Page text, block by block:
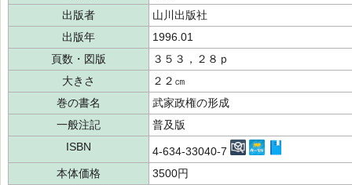
出版者
山川出版社
出版年
1996.01
頁数・図版
３５３，２８ｐ
大きさ
２２㎝
巻の書名
武家政権の形成
一般注記
普及版
ISBN
4-634-33040-7
本体価格
3500円